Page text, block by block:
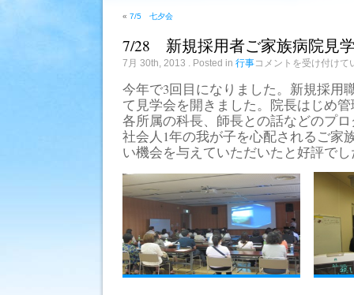
« 7/5 七夕会
7/28 新規採用者ご家族病院見
7月 30th, 2013 . Posted in 行事7/28
採
用
者
ご
家
族
病
会
コメントを受け付けて
今年で3回目になりました。新規採用
て見学会を開きました。院長はじめ
各所属の科長、師長との話などのプ
社会人1年の我が子を心配されるご家
い機会を与えていただいたと好評で